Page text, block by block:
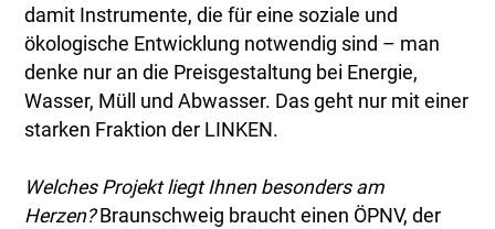
damit Instrumente, die für eine soziale und
ökologische Entwicklung notwendig sind – man
denke nur an die Preisgestaltung bei Energie,
Wasser, Müll und Abwasser. Das geht nur mit einer
starken Fraktion der LINKEN.
Welches Projekt liegt Ihnen besonders am
Herzen? Braunschweig braucht einen ÖPNV, der